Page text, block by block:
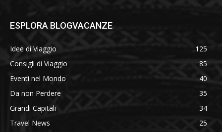
ESPLORA BLOGVACANZE
Idee di Viaggio
125
Consigli di Viaggio
85
Eventi nel Mondo
40
Da non Perdere
35
Grandi Capitali
34
Travel News
25